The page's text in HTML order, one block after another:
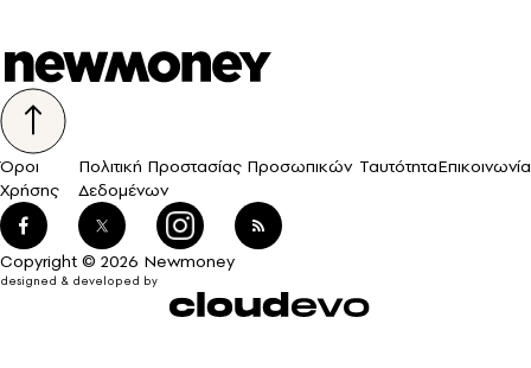
Όροι
Χρήσης
Πολιτική Προστασίας Προσωπικών
Δεδομένων
ΤαυτότηταΕπικοινωνία
Copyright © 2026 Newmoney
designed & developed by